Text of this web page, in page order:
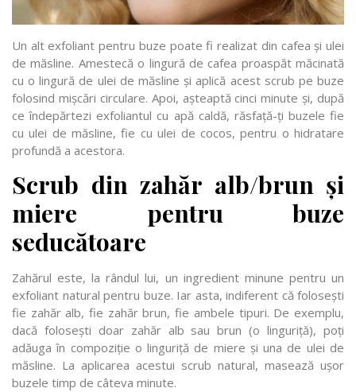
Un alt exfoliant pentru buze poate fi realizat din cafea și ulei
de măsline. Amestecă o lingură de cafea proaspăt măcinată
cu o lingură de ulei de măsline și aplică acest scrub pe buze
folosind mișcări circulare. Apoi, așteaptă cinci minute și, după
ce îndepărtezi exfoliantul cu apă caldă, răsfață-ți buzele fie
cu ulei de măsline, fie cu ulei de cocos, pentru o hidratare
profundă a acestora.
Scrub din zahăr alb/brun și
miere pentru buze
seducătoare
Zahărul este, la rândul lui, un ingredient minune pentru un
exfoliant natural pentru buze. Iar asta, indiferent că folosești
fie zahăr alb, fie zahăr brun, fie ambele tipuri. De exemplu,
dacă folosești doar zahăr alb sau brun (o linguriță), poți
adăuga în compoziție o linguriță de miere și una de ulei de
măsline. La aplicarea acestui scrub natural, masează ușor
buzele timp de câteva minute.